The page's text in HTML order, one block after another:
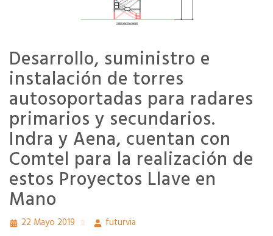
Desarrollo, suministro e
instalación de torres
autosoportadas para radares
primarios y secundarios.
Indra y Aena, cuentan con
Comtel para la realización de
estos Proyectos Llave en
Mano
22 Mayo 2019 futurvia